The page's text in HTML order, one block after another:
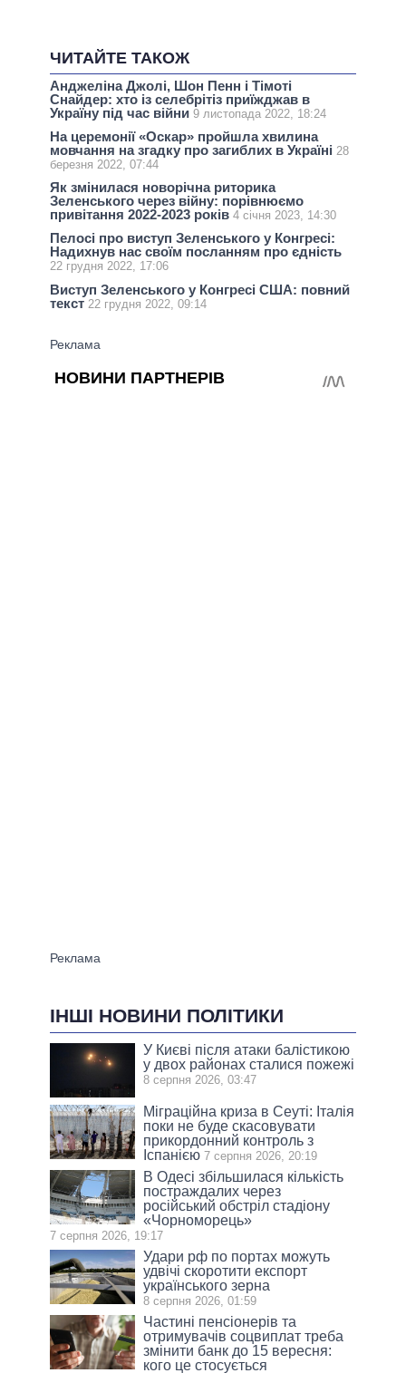
ЧИТАЙТЕ ТАКОЖ
Анджеліна Джолі, Шон Пенн і Тімоті
Снайдер: хто із селебрітіз приїжджав в
Україну під час війни 9 листопада 2022, 18:24
На церемонії «Оскар» пройшла хвилина
мовчання на згадку про загиблих в Україні 28
березня 2022, 07:44
Як змінилася новорічна риторика
Зеленського через війну: порівнюємо
привітання 2022-2023 років 4 січня 2023, 14:30
Пелосі про виступ Зеленського у Конгресі:
Надихнув нас своїм посланням про єдність
22 грудня 2022, 17:06
Виступ Зеленського у Конгресі США: повний
текст 22 грудня 2022, 09:14
ІНШІ НОВИНИ ПОЛІТИКИ
У Києві після атаки балістикою
у двох районах сталися пожежі
8 серпня 2026, 03:47
Міграційна криза в Сеуті: Італія
поки не буде скасовувати
прикордонний контроль з
Іспанією 7 серпня 2026, 20:19
В Одесі збільшилася кількість
постраждалих через
російський обстріл стадіону
«Чорноморець»
7 серпня 2026, 19:17
Удари рф по портах можуть
удвічі скоротити експорт
українського зерна
8 серпня 2026, 01:59
Частині пенсіонерів та
отримувачів соцвиплат треба
змінити банк до 15 вересня:
кого це стосується